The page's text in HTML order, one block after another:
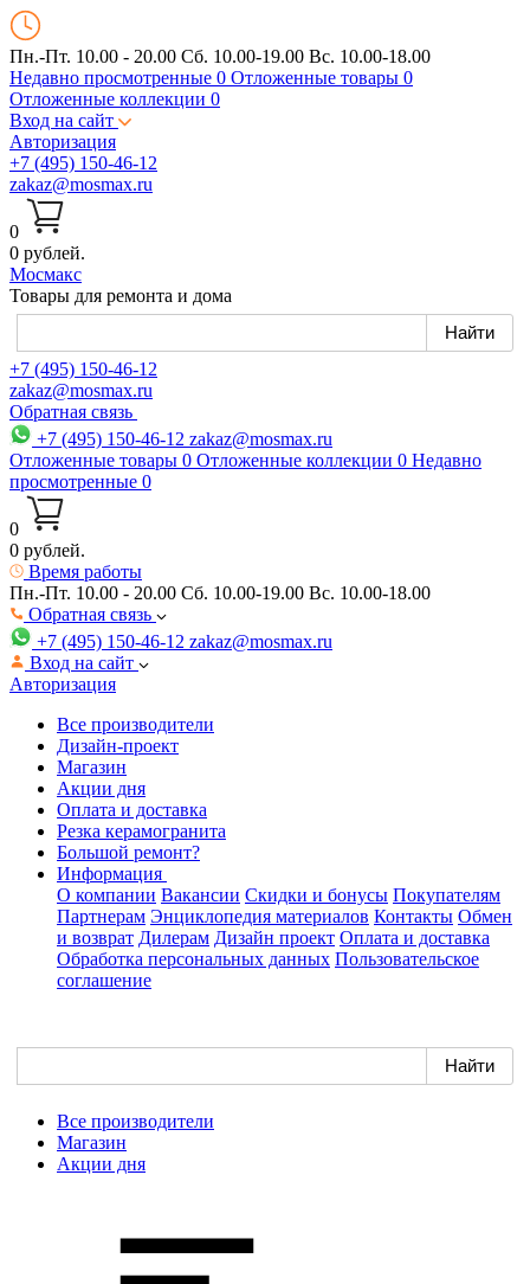
Пн.-Пт. 10.00 - 20.00 Сб. 10.00-19.00 Вс. 10.00-18.00
Недавно просмотренные 0 Отложенные товары 0
Отложенные коллекции 0
Вход на сайт
Авторизация
+7 (495) 150-46-12
zakaz@mosmax.ru
0
0 рублей.
Мосмакс
Товары для ремонта и дома
+7 (495) 150-46-12
zakaz@mosmax.ru
Обратная связь
+7 (495) 150-46-12 zakaz@mosmax.ru
Отложенные товары 0 Отложенные коллекции 0 Недавно
просмотренные 0
0
0 рублей.
Время работы
Пн.-Пт. 10.00 - 20.00 Сб. 10.00-19.00 Вс. 10.00-18.00
Обратная связь
+7 (495) 150-46-12 zakaz@mosmax.ru
Вход на сайт
Авторизация
Все производители
Дизайн-проект
Магазин
Акции дня
Оплата и доставка
Резка керамогранита
Большой ремонт?
Информация
О компании Вакансии Скидки и бонусы Покупателям
Партнерам Энциклопедия материалов Контакты Обмен
и возврат Дилерам Дизайн проект Оплата и доставка
Обработка персональных данных Пользовательское
соглашение
Все производители
Магазин
Акции дня